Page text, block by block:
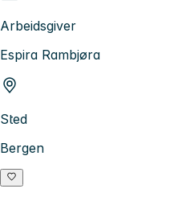
Arbeidsgiver
Espira Rambjøra
Sted
Bergen